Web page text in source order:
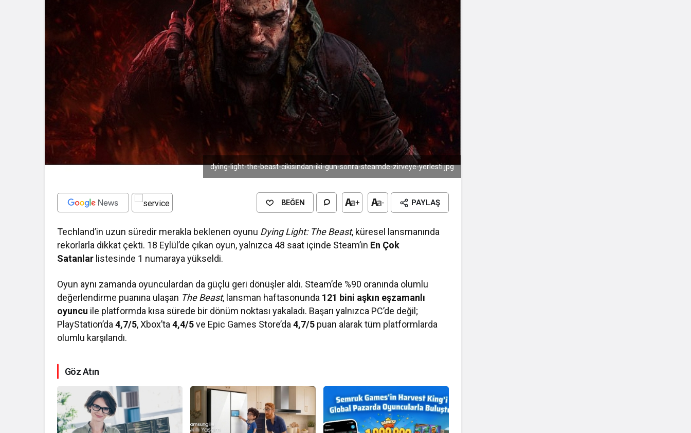
dying-light-the-beast-cikisindan-iki-gun-sonra-steamde-zirveye-yerlesti.jpg
BEĞEN + - PAYLAŞ
Techland’in uzun süredir merakla beklenen oyunu Dying Light: The Beast, küresel lansmanında
rekorlarla dikkat çekti. 18 Eylül’de çıkan oyun, yalnızca 48 saat içinde Steam’in En Çok
Satanlar listesinde 1 numaraya yükseldi.
Oyun aynı zamanda oyunculardan da güçlü geri dönüşler aldı. Steam’de %90 oranında olumlu
değerlendirme puanına ulaşan The Beast, lansman haftasonunda 121 bini aşkın eşzamanlı
oyuncu ile platformda kısa sürede bir dönüm noktası yakaladı. Başarı yalnızca PC’de değil;
PlayStation’da4,7/5, Xbox’ta4,4/5ve Epic Games Store’da4,7/5 puan alarak tüm platformlarda
olumlu karşılandı.
Göz Atın